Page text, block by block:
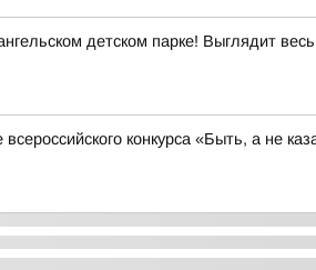
детском парке! Выглядит
конкурса «Быть, а не